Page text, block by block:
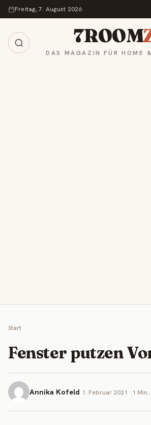
Zum Inhalt springen
Freitag, 7. August 2026
7ROOM
DAS MAGAZIN FÜR HOME
Start
Fenster putzen
Annika Kofeld 1. Februar 2021 · 1 Min.